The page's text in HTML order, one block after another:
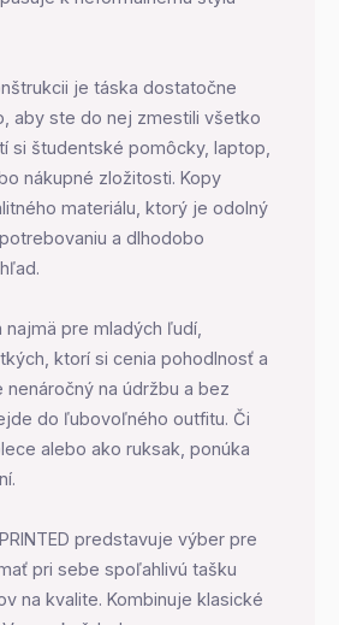
je táska dostatočne
aby ste do nej zmestili všetko
si študentské pomôcky, laptop,
nákupné zložitosti. Kopy
materiálu, ktorý je odolný
a dlhodobo
najmä pre mladých ľudí,
ktorí si cenia pohodlnosť a
nenáročný na údržbu a bez
do ľubovoľného outfitu. Či
alebo ako ruksak, ponúka
predstavuje výber pre
pri sebe spoľahlivú tašku
na kvalite. Kombinuje klasické